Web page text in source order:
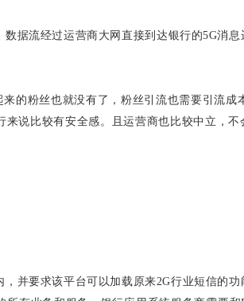
据流经过运营商大网直接到达银行的5G消
的粉丝也就没有了，粉丝引流也需要引流成
说比较有安全感。且运营商也比较中立，
并要求该平台可以加载原来2G行业短信的